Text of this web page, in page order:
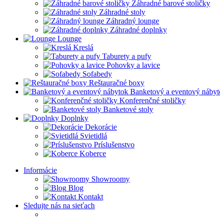
Záhradné barové stoličky
Záhradné stoly
Záhradný lounge
Záhradné doplnky
Lounge
Kreslá
Taburety a pufy
Pohovky a lavice
Sofabedy
Reštauračné boxy
Banketový a eventový
Konferenčné stoličky
Banketové stoly
Doplnky
Dekorácie
Svietidlá
Príslušenstvo
Koberce
Informácie
Showroomy
Blog
Kontakt
Sledujte nás na sieťach